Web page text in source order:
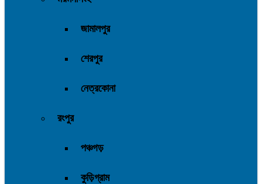
জামালপুর
শেরপুর
নেত্রকোনা
রংপুর
পঞ্চগড়
কুড়িগ্রাম